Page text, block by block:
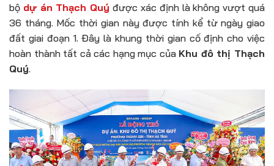
bộ dự án Thạch Quý được xác định là không vượt quá
36 tháng. Mốc thời gian này được tính kể từ ngày giao
đất giai đoạn 1. Đây là khung thời gian cố định cho việc
hoàn thành tất cả các hạng mục của Khu đô thị Thạch
Quý.